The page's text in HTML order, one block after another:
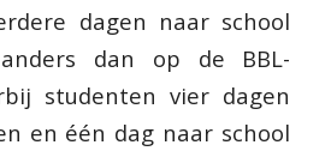
dagen naar school
dan op de BBL-
studenten vier dagen
en één dag naar school